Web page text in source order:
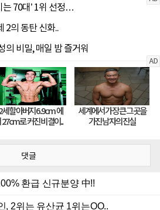
댓글